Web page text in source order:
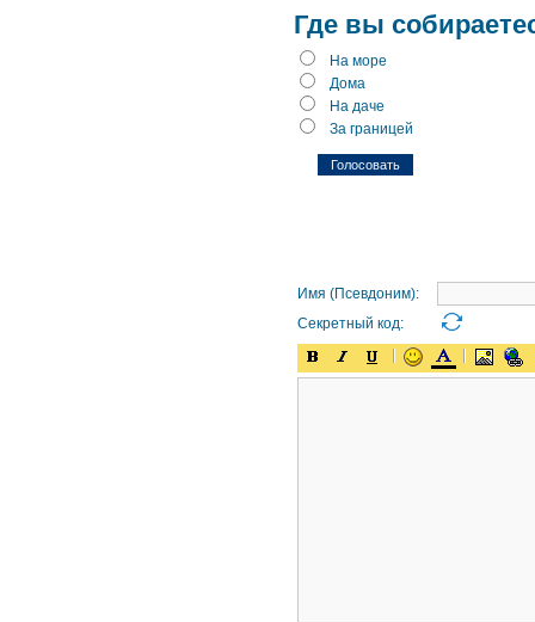
Где вы
На море
Дома
На даче
За границей
Имя (Псевдоним):
Секретный код: